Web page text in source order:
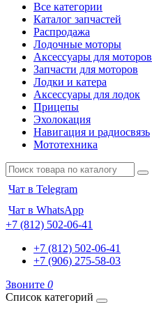
Все категории
Каталог запчастей
Распродажа
Лодочные моторы
Аксессуары для моторов
Запчасти для моторов
Лодки и катера
Аксессуары для лодок
Прицепы
Эхолокация
Навигация и радиосвязь
Мототехника
Чат в Telegram
Чат в WhatsApp
+7 (812) 502-06-41
+7 (812) 502-06-41
+7 (906) 275-58-03
Звоните 0
Список категорий